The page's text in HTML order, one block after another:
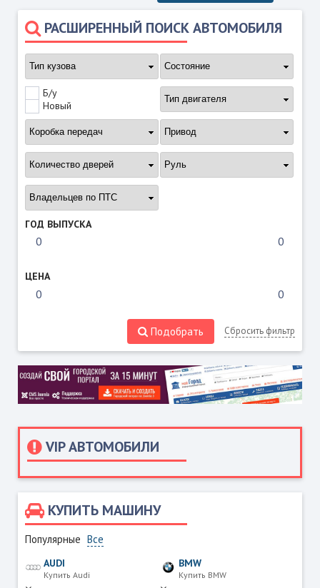
VIP АВТОМОБИЛИ
КУПИТЬ МАШИНУ
Популярные Все
AUDI
Купить Audi
BMW
Купить BMW
РАСШИРЕННЫЙ ПОИСК АВТОМОБИЛЯ
Б/у
Новый
ГОД ВЫПУСКА
ЦЕНА
Подобрать Сбросить фильтр